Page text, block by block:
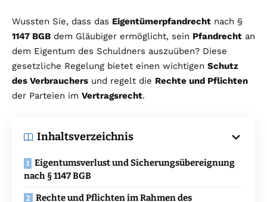
Wussten Sie, dass das Eigentümerpfandrecht nach §
1147 BGB dem Gläubiger ermöglicht, sein Pfandrecht an
dem Eigentum des Schuldners auszuüben? Diese
gesetzliche Regelung bietet einen wichtigen Schutz
des Verbrauchers und regelt die Rechte und Pflichten
der Parteien im Vertragsrecht.
Inhaltsverzeichnis
Eigentumsverlust und Sicherungsübereignung
nach § 1147 BGB
Rechte und Pflichten im Rahmen des